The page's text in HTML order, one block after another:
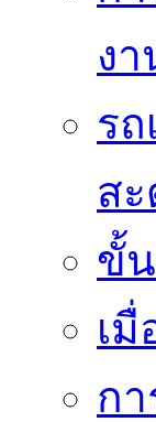
ง
ร
ส
ขั้
เ
ก